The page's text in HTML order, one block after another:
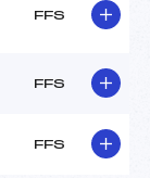
FFS
FFS
FFS